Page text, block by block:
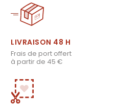
LIVRAISON 48 H
Frais de port offert
à partir de 45 €